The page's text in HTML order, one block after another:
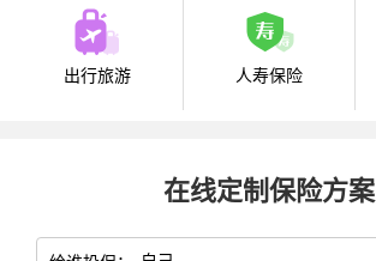
出行旅游 人寿保险
在线定制保险方案